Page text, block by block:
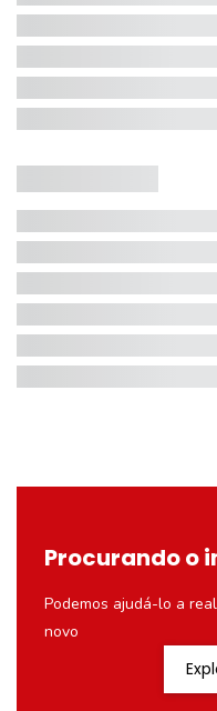
Procurando o
Podemos ajudá-lo a
novo